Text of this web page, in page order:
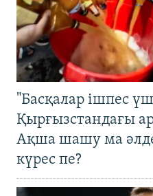
"Басқалар ішпес
Қырғызстандағы
Ақша шашу ма
күрес пе?